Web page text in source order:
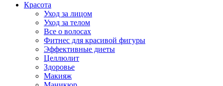
Красота
Уход за лицом
Уход за телом
Все о волосах
Фитнес для красивой фигуры
Эффективные диеты
Целлюлит
Здоровье
Макияж